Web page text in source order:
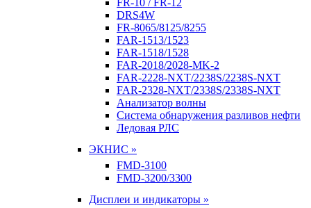
FR-10 / FR-12
DRS4W
FR-8065/8125/8255
FAR-1513/1523
FAR-1518/1528
FAR-2018/2028-MK-2
FAR-2228-NXT/2238S/2238S-NXT
FAR-2328-NXT/2338S/2338S-NXT
Анализатор волны
Система обнаружения разливов нефти
Ледовая РЛС
ЭКНИС »
FMD-3100
FMD-3200/3300
Дисплеи и индикаторы »